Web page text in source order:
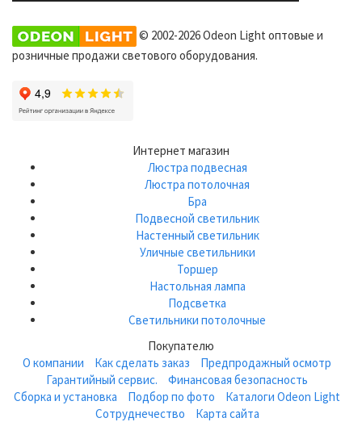
© 2002-2026 Odeon Light оптовые и
розничные продажи светового оборудования.
Интернет магазин
Люстра подвесная
Люстра потолочная
Бра
Подвесной светильник
Настенный светильник
Уличные светильники
Торшер
Настольная лампа
Подсветка
Светильники потолочные
Покупателю
О компании
Как сделать заказ
Предпродажный осмотр
Гарантийный сервис.
Финансовая безопасность
Сборка и установка
Подбор по фото
Каталоги Odeon Light
Сотруднечество
Карта сайта